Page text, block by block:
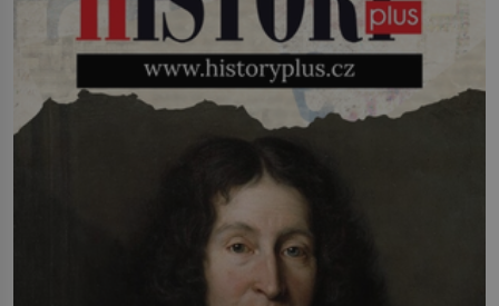
sebe. Američan Robert William Kearns
(1927–2005), který během vlastní
svatby přijde […]